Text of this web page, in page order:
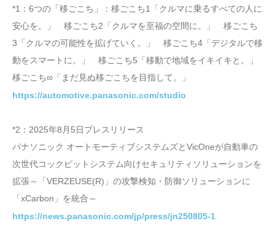
*1：6つの「移ごこち」：移ごこち1「クルマに乗るすべての人に
安心を。」 移ごこち2「クルマを至福の空間に。」 移ごこち
3「クルマの可能性を拡げていく。」 移ごこち4「デジタルで移
動をスマートに。」 移ごこち5「移動で地域をイキイキと。」
移ごこち∞「まだ見ぬ移ごこちを目指して。」
https://automotive.panasonic.com/studio
*2：2025年8月5日プレスリリース
パナソニック オートモーティブシステムズとVicOneが自動車の
次世代コックピットシステム向けセキュリティソリューションを
拡張～「VERZEUSE(R)」の攻撃検知・防御ソリューションに
「xCarbon」を統合～
https://news.panasonic.com/jp/press/jn250805-1